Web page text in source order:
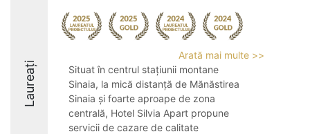
Laureați
Arată mai multe >>
Situat în centrul stațiunii montane
Sinaia, la mică distanță de Mănăstirea
Sinaia și foarte aproape de zona
centrală, Hotel Silvia Apart propune
servicii de cazare de calitate